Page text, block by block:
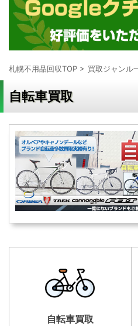
札幌不用品回収TOP > 買取ジャンル
自転車買取
自転車買取